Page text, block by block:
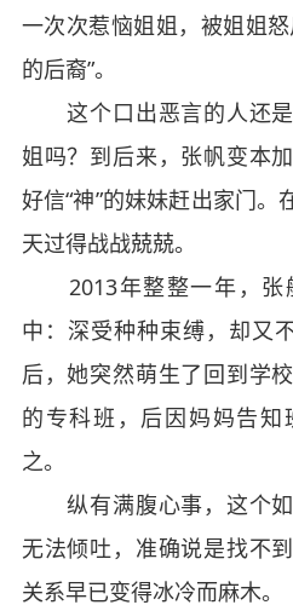
一次次惹恼姐姐，被姐姐
的后裔”。
这个口出恶言的人还是
姐吗？到后来，张帆变本
好信“神”的妹妹赶出家门
天过得战战兢兢。
2013年整整一年，张
中：深受种种束缚，却又
后，她突然萌生了回到学
的专科班，后因妈妈告知
之。
纵有满腹心事，这个如
无法倾吐，准确说是找不
关系早已变得冰冷而麻木。